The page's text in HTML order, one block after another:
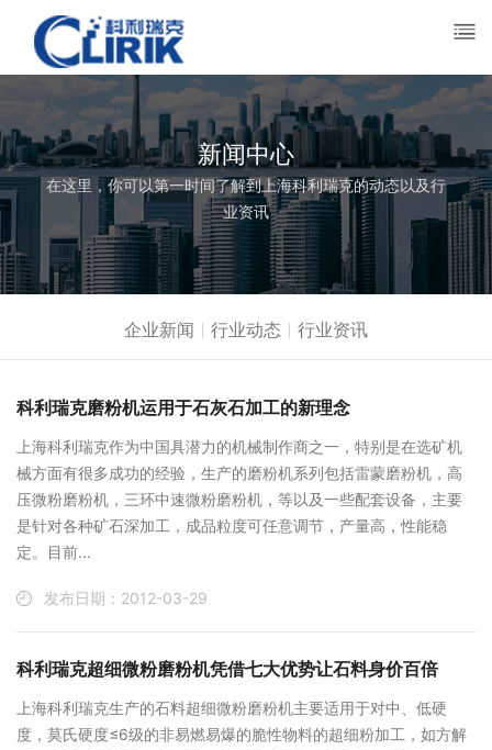
新闻中心
在这里，你可以第一时间了解到上海科利瑞克的动态以及行
业资讯
企业新闻 行业动态 行业资讯
科利瑞克磨粉机运用于石灰石加工的新理念
上海科利瑞克作为中国具潜力的机械制作商之一，特别是在选矿机
械方面有很多成功的经验，生产的磨粉机系列包括雷蒙磨粉机，高
压微粉磨粉机，三环中速微粉磨粉机，等以及一些配套设备，主要
是针对各种矿石深加工，成品粒度可任意调节，产量高，性能稳
定。目前...
发布日期：2012-03-29
科利瑞克超细微粉磨粉机凭借七大优势让石料身价百倍
上海科利瑞克生产的石料超细微粉磨粉机主要适用于对中、低硬
度，莫氏硬度≤6级的非易燃易爆的脆性物料的超细粉加工，如方解